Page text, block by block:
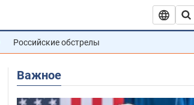
Российские обстрелы
Важное